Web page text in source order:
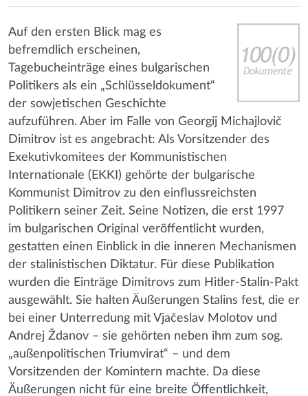
Auf den ersten Blick mag es
befremdlich erscheinen,
Tagebucheinträge eines bulgarischen
Politikers als ein „Schlüsseldokument“
der sowjetischen Geschichte
aufzuführen. Aber im Falle von Georgij Michajlovič
Dimitrov ist es angebracht: Als Vorsitzender des
Exekutivkomitees der Kommunistischen
Internationale (EKKI) gehörte der bulgarische
Kommunist Dimitrov zu den einflussreichsten
Politikern seiner Zeit. Seine Notizen, die erst 1997
im bulgarischen Original veröffentlicht wurden,
gestatten einen Einblick in die inneren Mechanismen
der stalinistischen Diktatur. Für diese Publikation
wurden die Einträge Dimitrovs zum Hitler-Stalin-Pakt
ausgewählt. Sie halten Äußerungen Stalins fest, die er
bei einer Unterredung mit Vjačeslav Molotov und
Andrej Ždanov – sie gehörten neben ihm zum sog.
„außenpolitischen Triumvirat“ – und dem
Vorsitzenden der Komintern machte. Da diese
Äußerungen nicht für eine breite Öffentlichkeit,